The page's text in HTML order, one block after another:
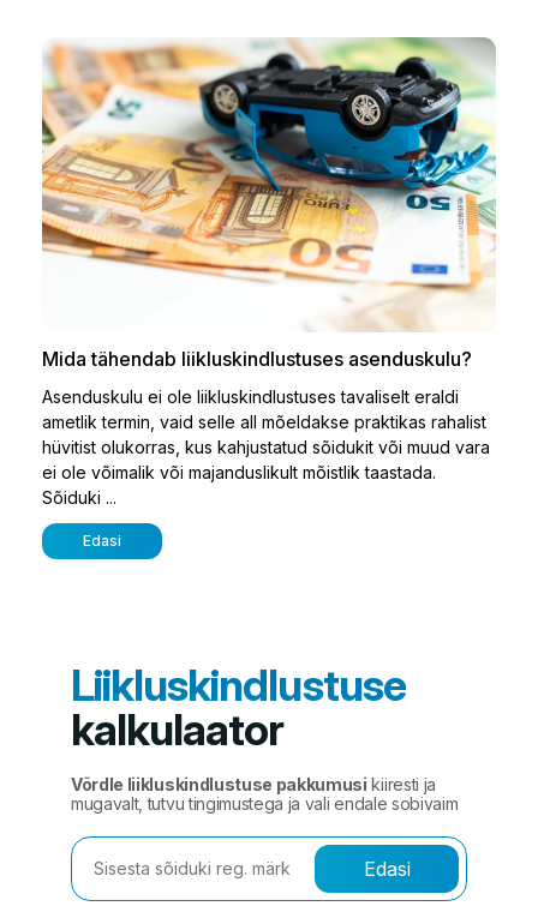
Mida tähendab liikluskindlustuses asenduskulu?
Asenduskulu ei ole liikluskindlustuses tavaliselt eraldi
ametlik termin, vaid selle all mõeldakse praktikas rahalist
hüvitist olukorras, kus kahjustatud sõidukit või muud vara
ei ole võimalik või majanduslikult mõistlik taastada.
Sõiduki ...
Edasi
Liikluskindlustuse
kalkulaator
Võrdle liikluskindlustuse pakkumusi kiiresti ja
mugavalt, tutvu tingimustega ja vali endale sobivaim
Edasi